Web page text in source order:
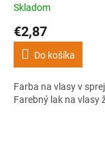
Skladom
€2,87
Do košíka
Farba na vlasy v
Farebný lak na vlasy